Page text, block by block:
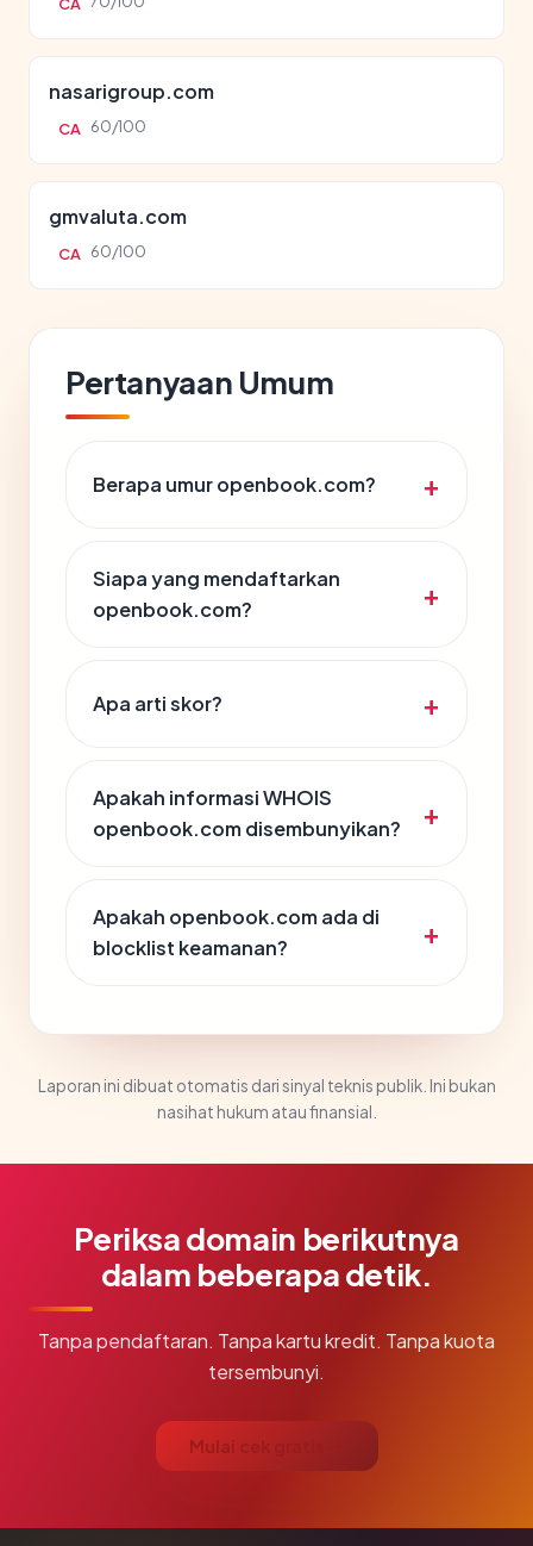
nasarigroup.com
CA 60/100
gmvaluta.com
CA 60/100
Pertanyaan Umum
Berapa umur openbook.com?
Siapa yang mendaftarkan
openbook.com?
Apa arti skor?
Apakah informasi WHOIS
openbook.com disembunyikan?
Apakah openbook.com ada di
blocklist keamanan?
Laporan ini dibuat otomatis dari sinyal teknis publik. Ini bukan
nasihat hukum atau finansial.
Periksa domain berikutnya
dalam beberapa detik.
Tanpa pendaftaran. Tanpa kartu kredit. Tanpa kuota
tersembunyi.
Mulai cek gratis →